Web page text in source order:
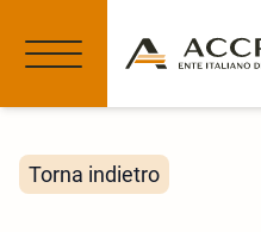
Torna indietro